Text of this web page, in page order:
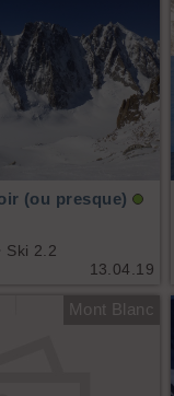
13.04.19
(ou presque)
Ski 2.2
Mont Blanc